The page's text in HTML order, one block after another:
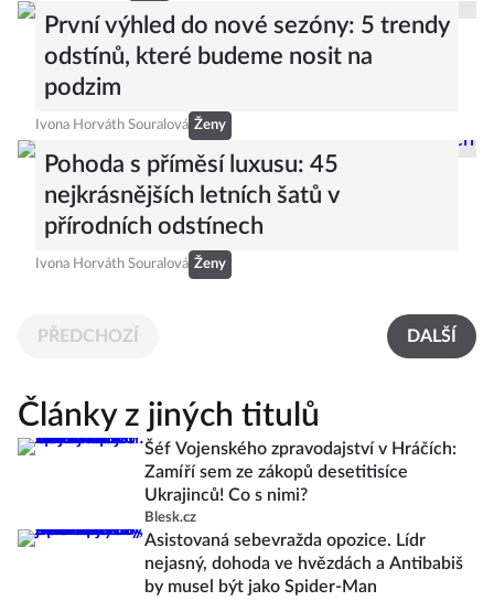
První výhled do nové sezóny: 5 trendy
odstínů, které budeme nosit na
podzim
Ivona Horváth Souralová Ženy
Pohoda s příměsí luxusu: 45
nejkrásnějších letních šatů v
přírodních odstínech
Ivona Horváth Souralová Ženy
PŘEDCHOZÍ DALŠÍ
Články z jiných titulů
Šéf Vojenského zpravodajství v Hráčích:
Zamíří sem ze zákopů desetitisíce
Ukrajinců! Co s nimi?
Blesk.cz
Asistovaná sebevražda opozice. Lídr
nejasný, dohoda ve hvězdách a Antibabiš
by musel být jako Spider-Man